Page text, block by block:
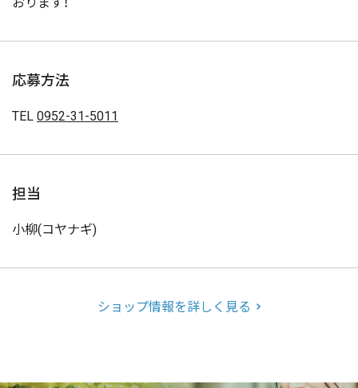
応募方法
TEL 0952-31-5011
担当
小柳(コヤナギ)
ショップ情報を詳しく見る